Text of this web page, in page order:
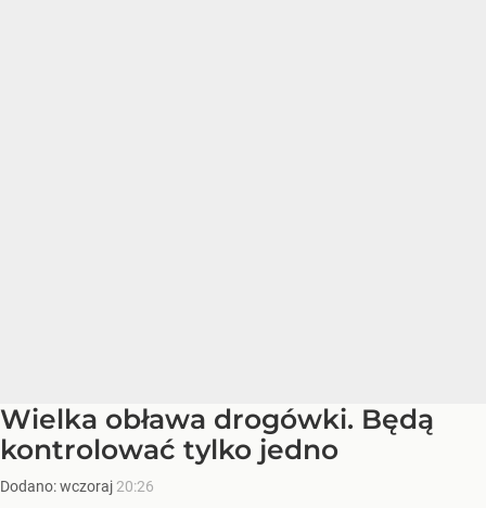
Wielka obława drogówki. Będą
kontrolować tylko jedno
Dodano:wczoraj 20:26